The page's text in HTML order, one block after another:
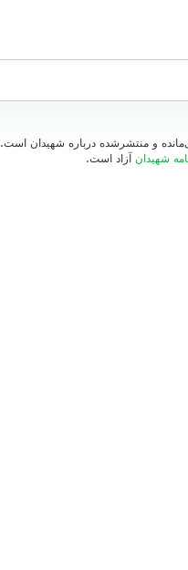
و منتشرشده درباره شهیدان است.
شهیدان آزاد است.